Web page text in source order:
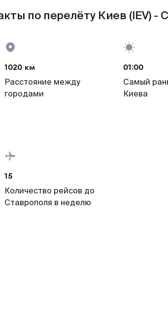
по перелёту Киев (IEV) -
1020 км
Расстояние между
городами
01:00
Самый
Киева
15
Количество рейсов до
Ставрополя в неделю